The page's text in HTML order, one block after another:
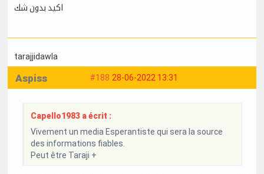
اكيد بدون شك
tarajjidawla
#188 28-06-2022 13:31
Aspiss
Capello1983 a écrit :
Vivement un media Esperantiste qui sera la source
des informations fiables.
Peut être Taraji +